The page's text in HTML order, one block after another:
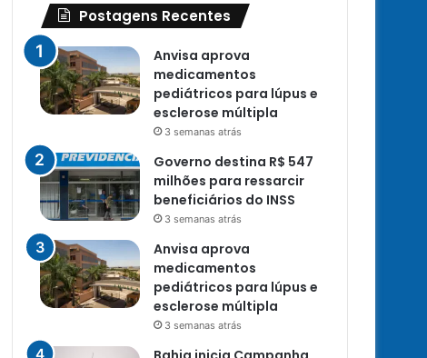
Postagens Recentes
Anvisa aprova
medicamentos
pediátricos para lúpus e
esclerose múltipla
3 semanas atrás
Governo destina R$ 547
milhões para ressarcir
beneficiários do INSS
3 semanas atrás
Anvisa aprova
medicamentos
pediátricos para lúpus e
esclerose múltipla
3 semanas atrás